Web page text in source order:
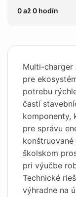
0 až 0 hodín
Multi-
pre
potrebu
častí
komponenty,
pre správu
školskom
pri výučbe
Technické
výhradne na